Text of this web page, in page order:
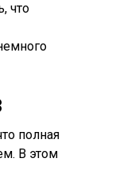
что
полная
В этом